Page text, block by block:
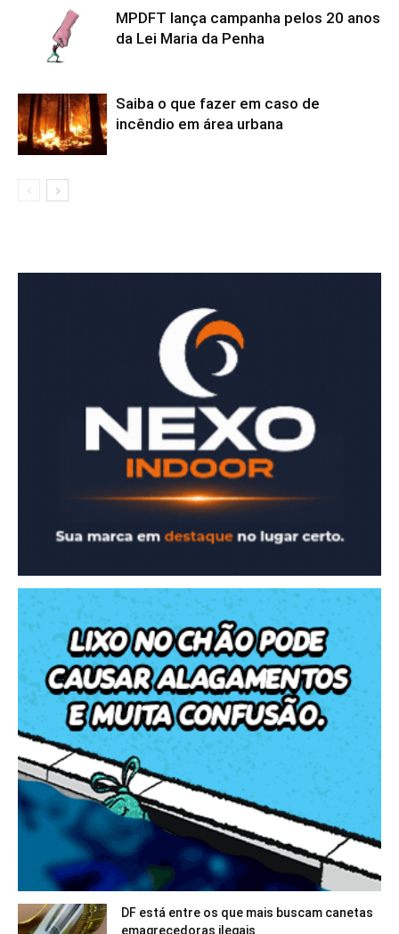
MPDFT lança campanha pelos 20 anos
da Lei Maria da Penha
Saiba o que fazer em caso de
incêndio em área urbana
DF está entre os que mais buscam canetas
emagrecedoras ilegais